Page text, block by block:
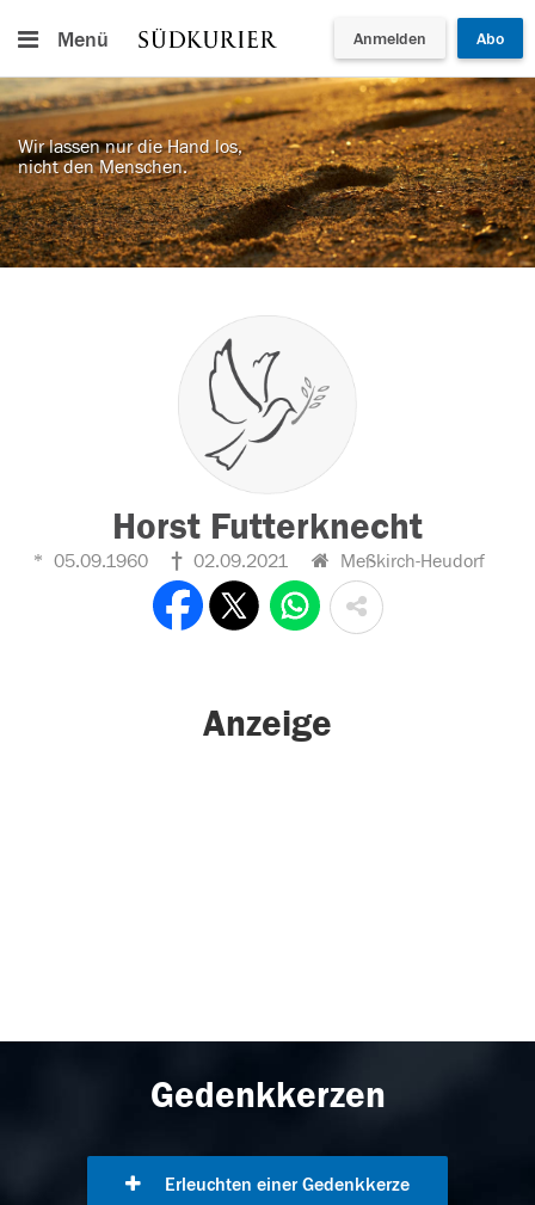
Menü Anmelden Abo
Wir lassen nur die Hand los,
nicht den Menschen.
Horst Futterknecht
05.09.1960 02.09.2021 Meßkirch-Heudorf
Anzeige
Gedenkkerzen
Erleuchten einer Gedenkkerze